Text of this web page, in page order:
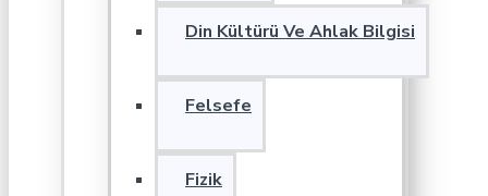
Din Kültürü Ve Ahlak Bilgisi
Felsefe
Fizik